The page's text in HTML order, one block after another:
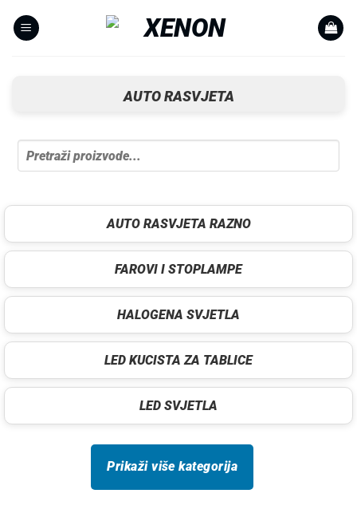
AUTO RASVJETA
AUTO RASVJETA RAZNO
FAROVI I STOPLAMPE
HALOGENA SVJETLA
LED KUCISTA ZA TABLICE
LED SVJETLA
Prikaži više kategorija